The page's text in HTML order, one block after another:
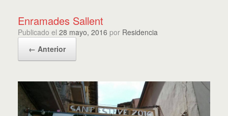
Enramades Sallent
Publicado el 28 mayo, 2016 por Residencia
← Anterior